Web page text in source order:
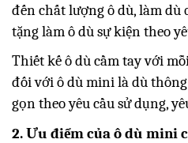
đến chất lượng ô dù, làm dù
tặng làm ô dù sự kiện theo
Thiết kế ô dù cầm tay với
đối với ô dù mini là dù
gọn theo yêu cầu sử dụng,
2. Ưu điểm của ô dù mini